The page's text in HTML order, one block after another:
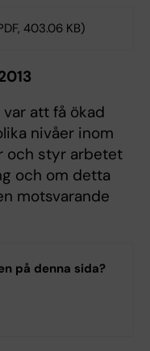
403.06 KB)
att få ökad
nivåer inom
och styr arbetet
och om detta
motsvarande
på denna sida?